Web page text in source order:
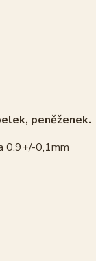
peněženek.
0,9+/-0,1mm